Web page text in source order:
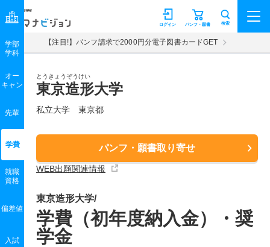
マナビジョン パンフ・願書
ログイン 検索
【注目!】パンフ請求で2000円分電子図書カードGET
とうきょうぞうけい
東京造形大学
私立大学 東京都
パンフ・願書取り寄せ
WEB出願関連情報
学部
学科
オー
キャン
先輩
学費
就職
資格
偏差値
入試
東京造形大学/
学費（初年度納入金）・奨
学金